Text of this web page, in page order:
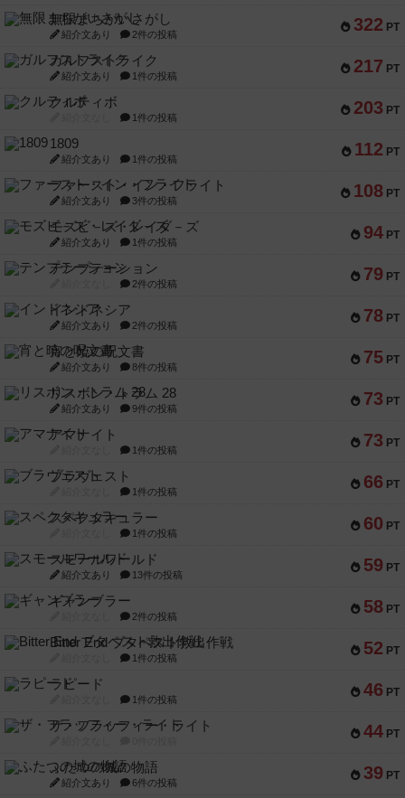
322 PT
無限まちがいさがし
紹介文あり 2件の投稿
217 PT
ガルフストライク
紹介文あり 1件の投稿
203 PT
クルティボ
1件の投稿
112 PT
1809
紹介文あり 1件の投稿
108 PT
ファースト・イン・フライト
紹介文あり 3件の投稿
94 PT
モズビ－ズ・レイダ－ズ
紹介文あり 1件の投稿
79 PT
テンプテーション
2件の投稿
78 PT
インドネシア
紹介文あり 2件の投稿
75 PT
宵と暁の呪文書
紹介文あり 8件の投稿
73 PT
リスボン・トラム 28
紹介文あり 9件の投稿
73 PT
アマナイト
1件の投稿
66 PT
ブラヴェスト
1件の投稿
60 PT
スペクタキュラー
1件の投稿
59 PT
スモールワールド
紹介文あり 13件の投稿
58 PT
ギャンブラー
2件の投稿
52 PT
Bitter End ブタペスト救出作戦
1件の投稿
46 PT
ラピード
1件の投稿
44 PT
ザ・フラッフィー・ライト
39 PT
ふたつの城の物語
紹介文あり 6件の投稿